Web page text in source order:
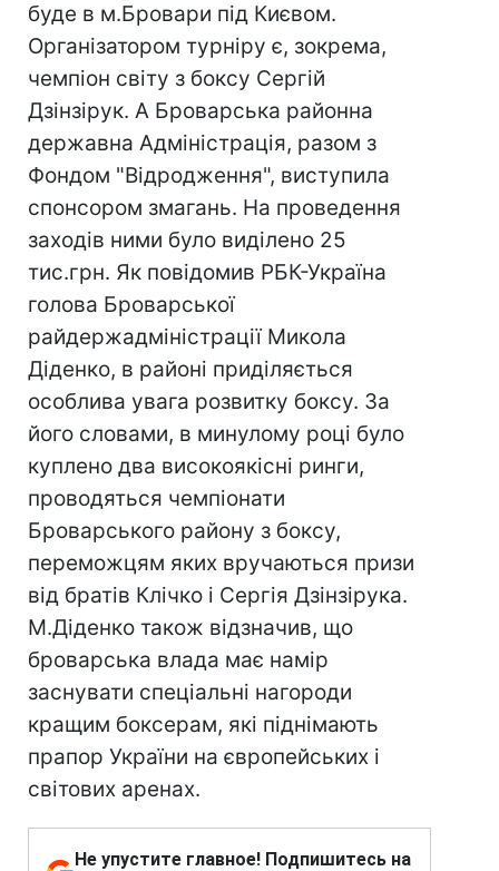
буде в м.Бровари під Києвом.
Організатором турніру є, зокрема,
чемпіон світу з боксу Сергій
Дзінзірук. А Броварська районна
державна Адміністрація, разом з
Фондом "Відродження", виступила
спонсором змагань. На проведення
заходів ними було виділено 25
тис.грн. Як повідомив РБК-Україна
голова Броварської
райдержадміністрації Микола
Діденко, в районі приділяється
особлива увага розвитку боксу. За
його словами, в минулому році було
куплено два високоякісні ринги,
проводяться чемпіонати
Броварського району з боксу,
переможцям яких вручаються призи
від братів Клічко і Сергія Дзінзірука.
М.Діденко також відзначив, що
броварська влада має намір
заснувати спеціальні нагороди
кращим боксерам, які піднімають
прапор України на європейських і
світових аренах.
Не упустите главное! Подпишитесь на